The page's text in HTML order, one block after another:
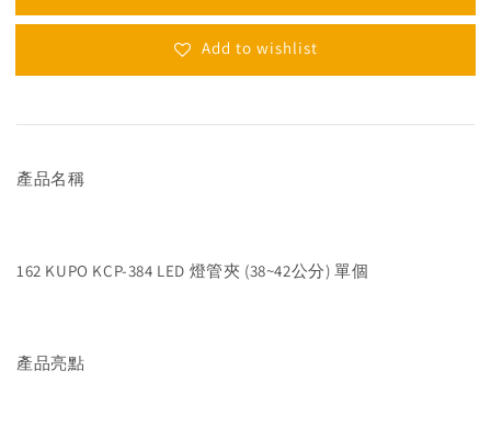
Add to wishlist
產品名稱
162 KUPO KCP-384 LED 燈管夾 (38~42公分) 單個
產品亮點